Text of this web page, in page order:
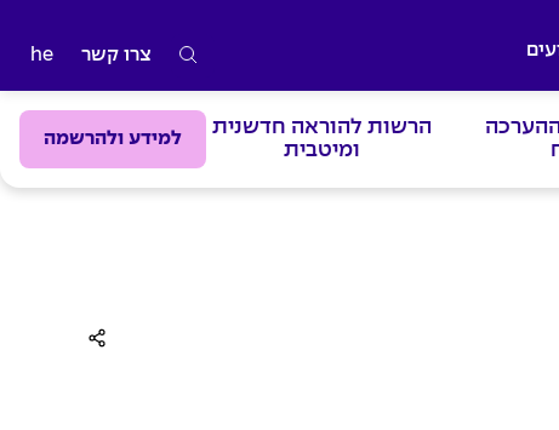
ל
ד
צרו קשר he
הרשות להוראה חדשנית
ומיטבית
למידע ולהרשמה